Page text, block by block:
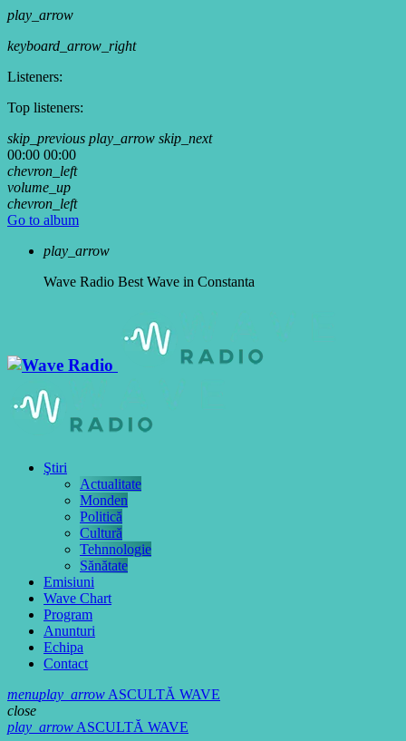
play_arrow
keyboard_arrow_right
Listeners:
Top listeners:
skip_previous play_arrow skip_next
00:00 00:00
chevron_left
volume_up
chevron_left
Go to album
play_arrow
Wave Radio Best Wave in Constanta
Ştiri
Actualitate
Monden
Politică
Cultură
Tehnnologie
Sănătate
Emisiuni
Wave Chart
Program
Anunturi
Echipa
Contact
menuplay_arrowASCULTĂ WAVE
close
play_arrowASCULTĂ WAVE